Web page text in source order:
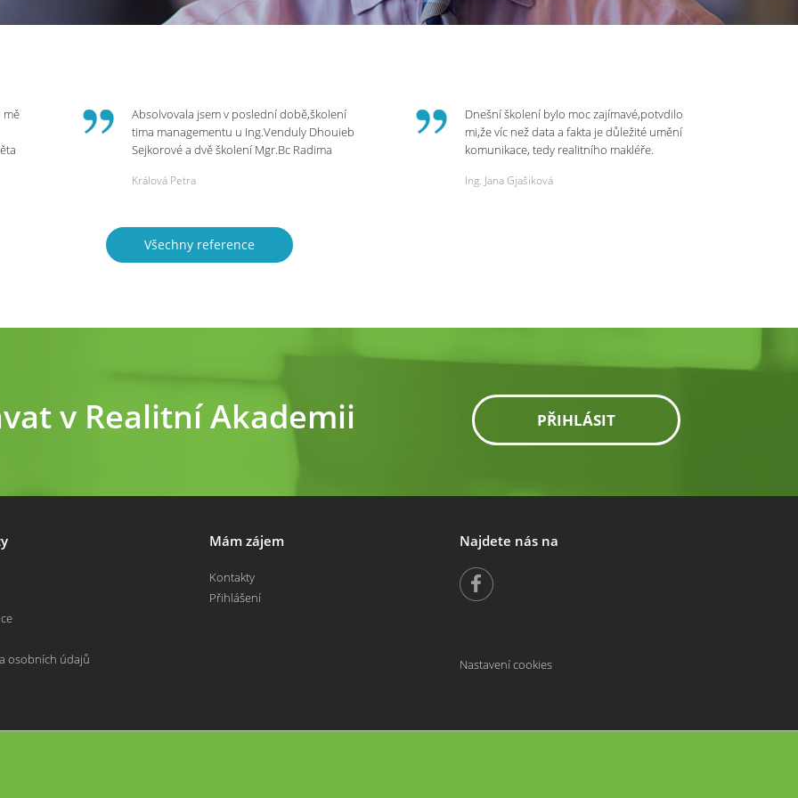
mě
Absolvovala jsem v poslední době,školení
tima managementu u Ing.Venduly Dhouieb
Sejkorové a dvě školení Mgr.Bc Radima
doporučit,neboť mi změnily pohled na
Králová Petra
Dnešní školení bylo moc zajímavé,potvdilo
mi,že víc než data a fakta je důležité umění
komunikace, tedy realitního makléře.
rozhovor či náběr u klienta. Výsledkem je
Ing. Jana Gjašiková
Všechny reference
PŘIHLÁSIT
v Realitní Akademii
osobních údajů
Mám zájem
Kontakty
Přihlášení
Najdete nás na
Nastavení cookies